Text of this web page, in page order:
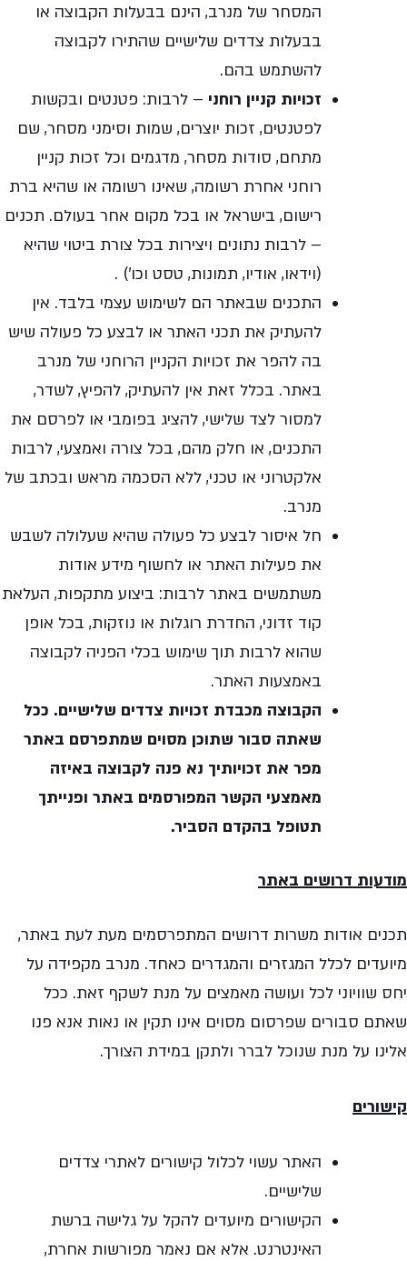
המסחר של מנרב, הינם בבעלות הקבוצה או
בבעלות צדדים שלישיים שהתירו לקבוצה
להשתמש בהם.
זכויות קניין רוחני – לרבות: פטנטים ובקשות
לפטנטים, זכות יוצרים, שמות וסימני מסחר, שם
מתחם, סודות מסחר, מדגמים וכל זכות קניין
רוחני אחרת רשומה, שאינו רשומה או שהיא ברת
רישום, בישראל או בכל מקום אחר בעולם. תכנים
– לרבות נתונים ויצירות בכל צורת ביטוי שהיא
(וידאו, אודיו, תמונות, טסט וכו') .
התכנים שבאתר הם לשימוש עצמי בלבד. אין
להעתיק את תכני האתר או לבצע כל פעולה שיש
בה להפר את זכויות הקניין הרוחני של מנרב
באתר. בכלל זאת אין להעתיק, להפיץ, לשדר,
למסור לצד שלישי, להציג בפומבי או לפרסם את
התכנים, או חלק מהם, בכל צורה ואמצעי, לרבות
אלקטרוני או טכני, ללא הסכמה מראש ובכתב של
מנרב.
חל איסור לבצע כל פעולה שהיא שעלולה לשבש
את פעילות האתר או לחשוף מידע אודות
משתמשים באתר לרבות: ביצוע מתקפות, העלאת
קוד זדוני, החדרת רוגלות או נוזקות, בכל אופן
שהוא לרבות תוך שימוש בכלי הפניה לקבוצה
באמצעות האתר.
הקבוצה מכבדת זכויות צדדים שלישיים. ככל
שאתה סבור שתוכן מסוים שמתפרסם באתר
מפר את זכויותיך נא פנה לקבוצה באיזה
מאמצעי הקשר המפורסמים באתר ופנייתך
תטופל בהקדם הסביר.
מודעות דרושים באתר
תכנים אודות משרות דרושים המתפרסמים מעת לעת באתר,
מיועדים לכלל המגזרים והמגדרים כאחד. מנרב מקפידה על
יחס שוויוני לכל ועושה מאמצים על מנת לשקף זאת. ככל
שאתם סבורים שפרסום מסוים אינו תקין או נאות אנא פנו
אלינו על מנת שנוכל לברר ולתקן במידת הצורך.
קישורים
האתר עשוי לכלול קישורים לאתרי צדדים
שלישיים.
הקישורים מיועדים להקל על גלישה ברשת
האינטרנט. אלא אם נאמר מפורשות אחרת,